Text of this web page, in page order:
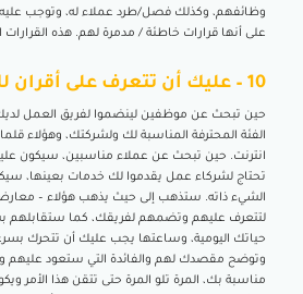
وظائفهم، وكذلك فصل/طرد عملاء له، وتوجب عليه
على أنها قرارات خاطئة / مدمرة لهم. هذه
10 – عليك أن تتعرف على أقران لك
حين تبحث عن موظفين لينضموا لفريق العمل
الفئة المحترفة المناسبة لك ولشركتك، وهؤلاء
انترنت. حين تبحث عن عملاء مناسبين، سيكون
تحتاج لشركاء عمل يقدموا لك خدمات بعينها،
الشيء ذاته. ستذهب إلى حيث يذهب هؤلاء –
لتتعرف عليهم وتضمهم لفريقك، كما
حياتك اليومية، وساعتها يجب عليك أن تتحرك
وتوضح مقصدك لهم والفائدة التي ستعود عليهم
مناسبة بك، المرة تلو المرة حتى تتقن هذا الأمر